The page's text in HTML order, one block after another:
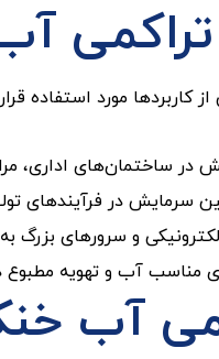
تراکمی
مورد استفاده
در ساختمان‌های اداری،
سرمایش در فرآیندهای
و سرورهای بزرگ
مناسب آب و تهویه
آب